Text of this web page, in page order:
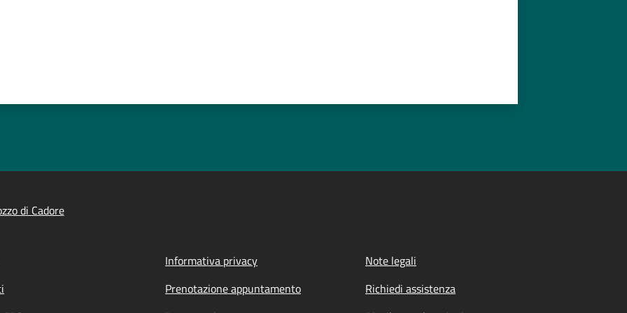
di Cadore
Informativa privacy
Note legali
Prenotazione appuntamento
Richiedi assistenza